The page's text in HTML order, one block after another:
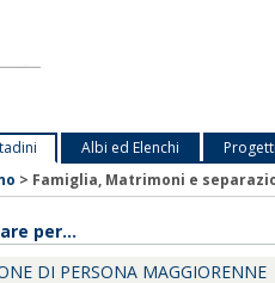
Albi ed Elenchi
> Famiglia, Matrimoni e
per...
DI PERSONA MAGGIORENNE